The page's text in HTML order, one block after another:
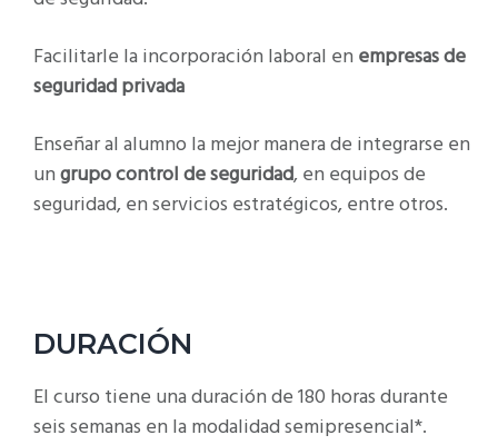
Facilitarle la incorporación laboral enempresas de
seguridad privada
Enseñar al alumno la mejor manera de integrarse en
ungrupo control de seguridad, en equipos de
seguridad, en servicios estratégicos, entre otros.
DURACIÓN
El curso tiene una duración de 180 horas durante
seis semanas en la modalidad semipresencial*.